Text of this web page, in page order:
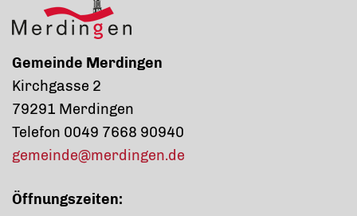
Gemeinde Merdingen
Kirchgasse 2
79291 Merdingen
Telefon 0049 7668 90940
gemeinde@merdingen.de
Öffnungszeiten: